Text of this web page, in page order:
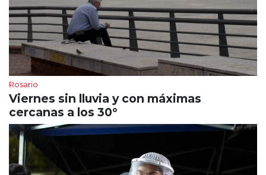
Rosario
Viernes sin lluvia y con máximas
cercanas a los 30°